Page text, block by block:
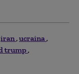
iran ucraina
trump